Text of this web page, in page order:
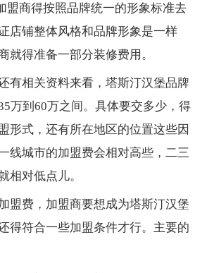
商得按照品牌统一的形象标准去
店铺整体风格和品牌形象是一样
就得准备一部分装修费用。
相关资料来看，塔斯汀汉堡品牌
万到60万之间。具体要交多少，得
形式，还有所在地区的位置这些因
线城市的加盟费会相对高些，二三
相对低点儿。
费，加盟商要想成为塔斯汀汉堡
得符合一些加盟条件才行。主要的